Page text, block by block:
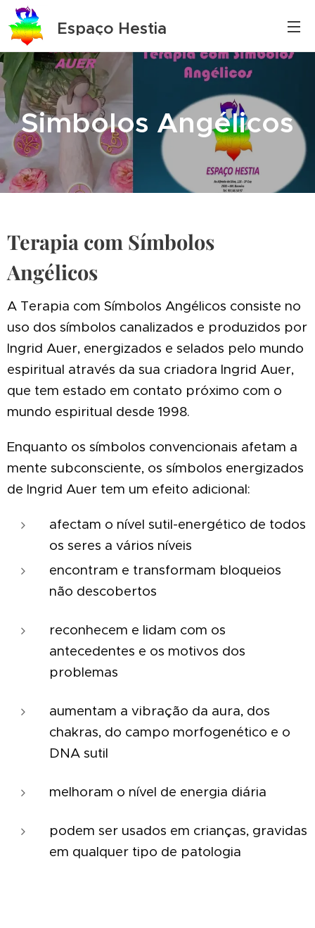
Espaço Hestia
Simbolos Angélicos
Terapia com Símbolos
Angélicos
A Terapia com Símbolos Angélicos consiste no
uso dos símbolos canalizados e produzidos por
Ingrid Auer, energizados e selados pelo mundo
espiritual através da sua criadora Ingrid Auer,
que tem estado em contato próximo com o
mundo espiritual desde 1998.
Enquanto os símbolos convencionais afetam a
mente subconsciente, os símbolos energizados
de Ingrid Auer tem um efeito adicional:
afectam o nível sutil-energético de todos
os seres a vários níveis
encontram e transformam bloqueios
não descobertos
reconhecem e lidam com os
antecedentes e os motivos dos
problemas
aumentam a vibração da aura, dos
chakras, do campo morfogenético e o
DNA sutil
melhoram o nível de energia diária
podem ser usados em crianças, gravidas
em qualquer tipo de patologia